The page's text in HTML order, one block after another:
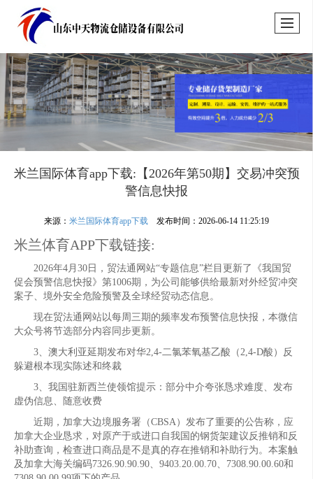
米兰国际体育app下载:【2026年第50期】交易冲突预
警信息快报
来源：米兰国际体育app下载 发布时间：2026-06-14 11:25:19
米兰体育APP下载链接:
2026年4月30日，贸法通网站“专题信息”栏目更新了《我国贸
促会预警信息快报》第1006期，为公司能够供给最新对外经贸冲突
案子、境外安全危险预警及全球经贸动态信息。
现在贸法通网站以每周三期的频率发布预警信息快报，本微信
大众号将节选部分内容同步更新。
3、澳大利亚延期发布对华2,4-二氯苯氧基乙酸（2,4-D酸）反
躲避根本现实陈述和终裁
3、我国驻新西兰使领馆提示：部分中介夸张恳求难度、发布
虚伪信息、随意收费
近期，加拿大边境服务署（CBSA）发布了重要的公告称，应
加拿大企业恳求，对原产于或进口自我国的钢货架建议反推销和反
补助查询，检查进口商品是不是真的存在推销和补助行为。本案触
及加拿大海关编码7326.90.90.90、9403.20.00.70、7308.90.00.60和